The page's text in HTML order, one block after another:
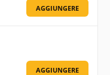
AGGIUNGERE
AGGIUNGERE